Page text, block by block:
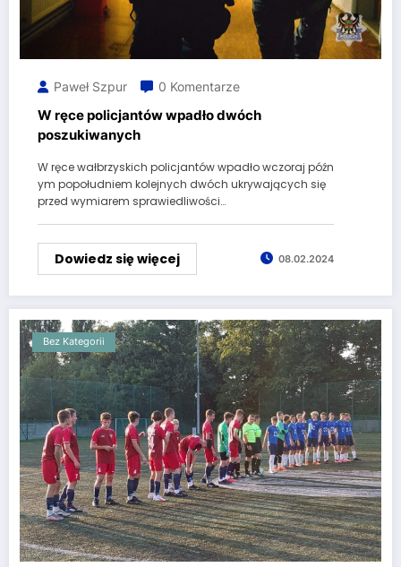
Paweł Szpur 0 Komentarze
W ręce policjantów wpadło dwóch
poszukiwanych
W ręce wałbrzyskich policjantów wpadło wczoraj późn
ym popołudniem kolejnych dwóch ukrywających się
przed wymiarem sprawiedliwości…
Dowiedz się więcej 08.02.2024
Bez Kategorii